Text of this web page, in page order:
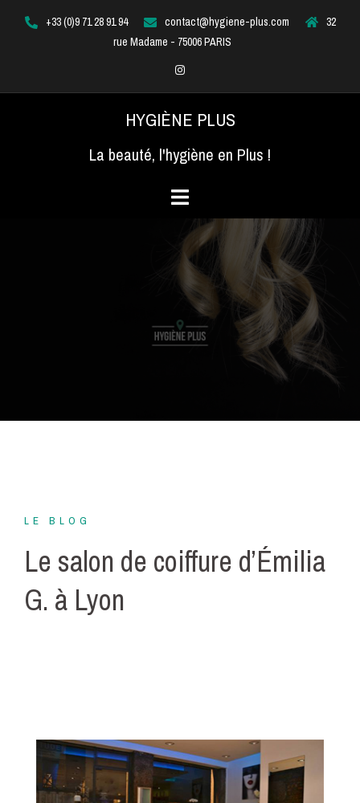
+33 (0)9 71 28 91 94 contact@hygiene-plus.com
32
rue Madame - 75006 PARIS
Instagram
HYGIÈNE PLUS
La beauté, l'hygiène en Plus !
LE BLOG
Le salon de coiffure d’Émilia
G. à Lyon